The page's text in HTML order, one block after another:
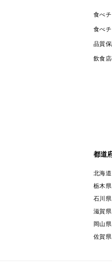
食べ
食べ
品質
飲食
都道
北海道
栃木県
石川県
滋賀県
岡山県
佐賀県